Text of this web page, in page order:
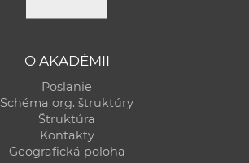
O AKADÉMII
Poslanie
Schéma org. štruktúry
Štruktúra
Kontakty
Geografická poloha